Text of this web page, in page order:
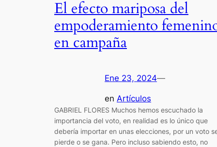
El efecto mariposa del
empoderamiento
en campaña
Ene 23, 2024—
en Artículos
GABRIEL FLORES Muchos hemos escuchado la
importancia del voto, en realidad es lo único que
debería importar en unas elecciones, por un voto
pierde o se gana. Pero incluso sabiendo esto, no